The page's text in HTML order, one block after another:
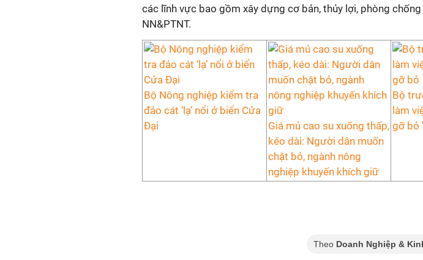
các lĩnh vực bao gồm xây dựng cơ bản, thủy lợi, phòng
NN&PTNT.
Bộ Nông nghiệp kiểm tra
đảo cát ‘lạ’ nổi ở biển Cửa
Đại
Giá mủ cao su xuống thấp,
kéo dài: Người dân muốn
chặt bỏ, ngành nông
nghiệp khuyến khích giữ
Bộ
làm
gỡ bỏ
Theo Doanh Nghiệp &